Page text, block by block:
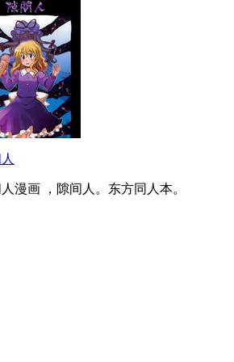
漫画 ，隙间人。东方同人本。